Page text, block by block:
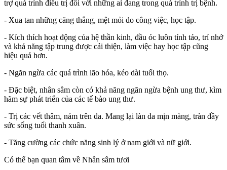
trợ quá trình điều trị đối với những ai đang trong quá trình trị bệnh.
- Xua tan những căng thẳng, mệt mỏi do công việc, học tập.
- Kích thích hoạt động của hệ thần kinh, đầu óc luôn tỉnh táo, trí nhớ
và khả năng tập trung được cải thiện, làm việc hay học tập cũng
hiệu quả hơn.
- Ngăn ngừa các quá trình lão hóa, kéo dài tuổi thọ.
- Đặc biệt, nhân sâm còn có khả năng ngăn ngừa bệnh ung thư, kìm
hãm sự phát triển của các tế bào ung thư.
- Trị các vết thâm, nám trên da. Mang lại làn da mịn màng, tràn đầy
sức sống tuổi thanh xuân.
- Tăng cường các chức năng sinh lý ở nam giới và nữ giới.
Có thể bạn quan tâm về Nhân sâm tươi